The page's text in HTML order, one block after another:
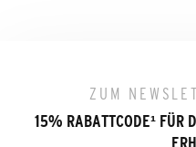
ZUM
15% RABATTCODE¹ FÜR